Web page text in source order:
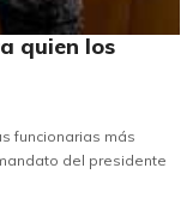
quien los
funcionarias más
del presidente